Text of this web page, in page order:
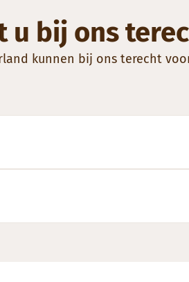
u bij ons
kunnen bij ons terecht